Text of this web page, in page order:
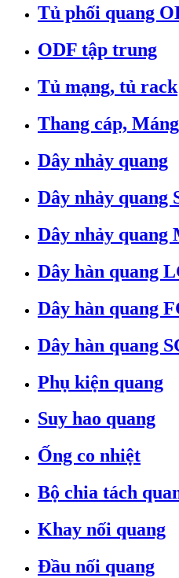
Tủ phối quang
ODF tập trung
Tủ mạng, tủ rack
Thang cáp,
Dây nhảy quang
Dây nhảy quang
Dây nhảy quang
Dây hàn quang
Dây hàn quang
Dây hàn quang
Phụ kiện quang
Suy hao quang
Ống co nhiệt
Bộ chia tách
Khay nối quang
Đầu nối quang